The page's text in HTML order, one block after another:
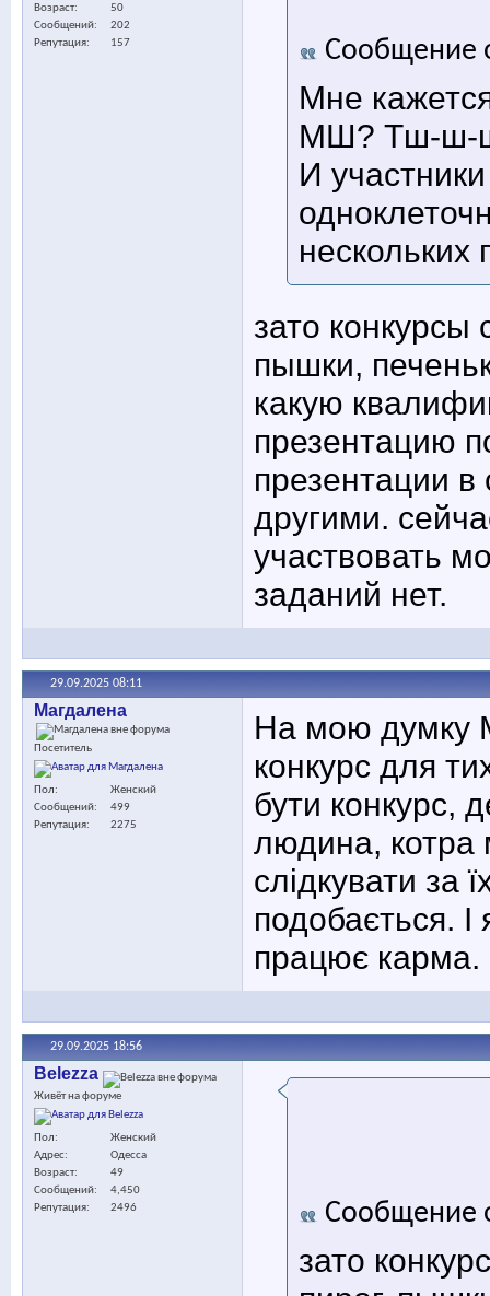
Возраст
50
Сообщений
202
Репутация
157 Сообщение
Мне
МШ? Тш-ш-
И
зато конкурсы
пышки,
какую
презентацию
презентации
другими.
участвовать
заданий нет.
29.09.2025 08:11
Maгдалена
Посетитель
Пол
Женский
Сообщений
499
Репутация
2275
На мою думку
конкурс для
бути конкурс,
людина, котра
слідкувати за
подобається. І
працює карма.
29.09.2025 18:56
Belezza
Живёт на форуме
Пол
Женский
Адрес
Одесса
Возраст
49
Сообщений
4,450
Репутация
2496 Сообщение
зато